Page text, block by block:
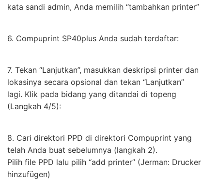
kata sandi admin, Anda memilih “tambahkan printer”
6. Compuprint SP40plus Anda sudah terdaftar:
7. Tekan “Lanjutkan”, masukkan deskripsi printer dan
lokasinya secara opsional dan tekan “Lanjutkan”
lagi. Klik pada bidang yang ditandai di topeng
(Langkah 4/5):
8. Cari direktori PPD di direktori Compuprint yang
telah Anda buat sebelumnya (langkah 2).
Pilih file PPD lalu pilih “add printer” (Jerman: Drucker
hinzufügen)